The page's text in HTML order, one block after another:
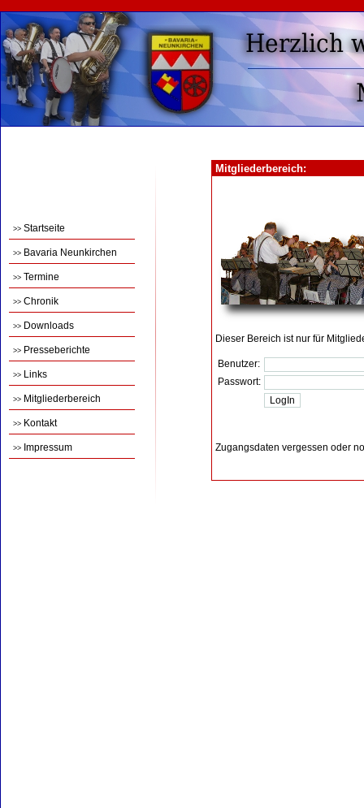
>> Startseite
>> Bavaria Neunkirchen
>> Termine
>> Chronik
>> Downloads
>> Presseberichte
>> Links
>> Mitgliederbereich
>> Kontakt
>> Impressum
Mitgliederbereich:
Dieser Bereich ist nur für
Benutzer:
Passwort:
Zugangsdaten vergessen oder